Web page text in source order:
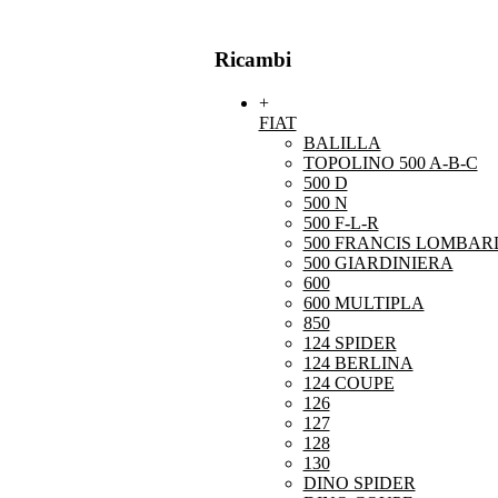
Ricambi
+
FIAT
BALILLA
TOPOLINO 500 A-B-C
500 D
500 N
500 F-L-R
500 FRANCIS
500 GIARDINIERA
600
600 MULTIPLA
850
124 SPIDER
124 BERLINA
124 COUPE
126
127
128
130
DINO SPIDER